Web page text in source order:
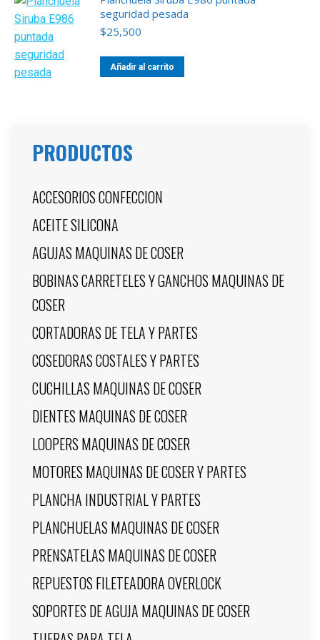
seguridad pesada
$25,500
Añadir al carrito
PRODUCTOS
ACCESORIOS CONFECCION
ACEITE SILICONA
AGUJAS MAQUINAS DE COSER
BOBINAS CARRETELES Y GANCHOS MAQUINAS DE
COSER
CORTADORAS DE TELA Y PARTES
COSEDORAS COSTALES Y PARTES
CUCHILLAS MAQUINAS DE COSER
DIENTES MAQUINAS DE COSER
LOOPERS MAQUINAS DE COSER
MOTORES MAQUINAS DE COSER Y PARTES
PLANCHA INDUSTRIAL Y PARTES
PLANCHUELAS MAQUINAS DE COSER
PRENSATELAS MAQUINAS DE COSER
REPUESTOS FILETEADORA OVERLOCK
SOPORTES DE AGUJA MAQUINAS DE COSER